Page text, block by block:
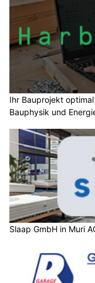
Ihr Bauprojekt
Bauphysik und
Slaap GmbH in Muri